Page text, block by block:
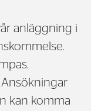
anläggning i
Ansökningar
kan komma